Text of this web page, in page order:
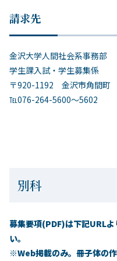
請求先
金沢大学人間社会系事務部
学生課入試・学生募集係
〒920-1192 金沢市角間町
℡076-264-5600～5602
別科
募集要項(PDF)は下記URL
い。
※Web掲載のみ。冊子体の作